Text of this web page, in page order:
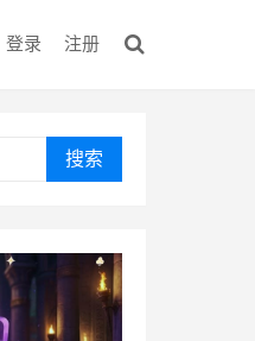
登录 注册
搜索